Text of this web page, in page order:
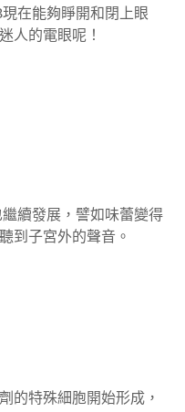
在能夠睜開和閉上眼
人的電眼呢！
續發展，譬如味蕾變得
到子宮外的聲音。
的特殊細胞開始形成，